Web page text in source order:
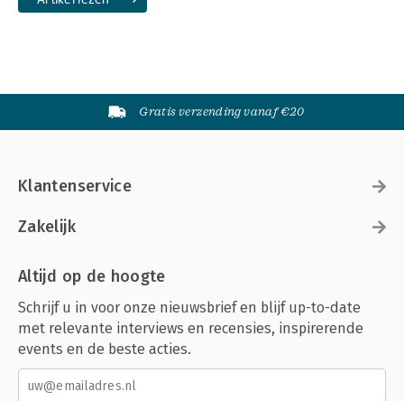
Gratis verzending vanaf €20
Klantenservice
Zakelijk
Altijd op de hoogte
Schrijf u in voor onze nieuwsbrief en blijf up-to-date
met relevante interviews en recensies, inspirerende
events en de beste acties.